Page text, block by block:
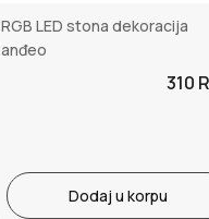
RGB LED stona dekoracija
anđeo
310
Dodaj u korpu